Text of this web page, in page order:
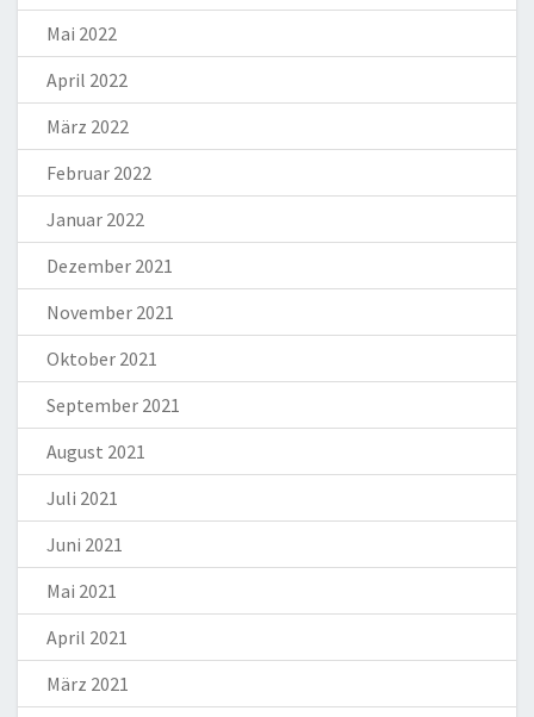
Mai 2022
April 2022
März 2022
Februar 2022
Januar 2022
Dezember 2021
November 2021
Oktober 2021
September 2021
August 2021
Juli 2021
Juni 2021
Mai 2021
April 2021
März 2021